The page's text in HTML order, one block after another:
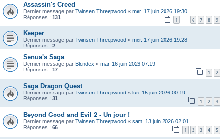
Assassin's Creed
Dernier message par Twinsen Threepwood « mer. 17 juin 2026 19:30
Réponses : 131 1 6 7 8 9
Keeper
Dernier message par Twinsen Threepwood « mer. 17 juin 2026 19:28
Réponses : 2
Senua's Saga
Dernier message par Blondex « mar. 16 juin 2026 07:19
Réponses : 17 1 2
Saga Dragon Quest
Dernier message par Twinsen Threepwood « lun. 15 juin 2026 00:19
Réponses : 31 1 2 3
Beyond Good and Evil 2 - Un jour !
Dernier message par Twinsen Threepwood « sam. 13 juin 2026 02:01
Réponses : 66 1 2 3 4 5